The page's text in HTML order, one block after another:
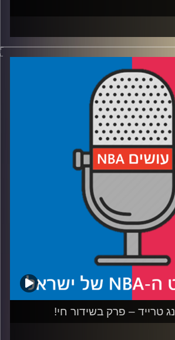
עם ערן סורוקה, שרון דוידוביץ', משה
בשיתוף קול האוניברסיטה.
מטביע חותם, הדור הבא של הישראלים
לוצקי